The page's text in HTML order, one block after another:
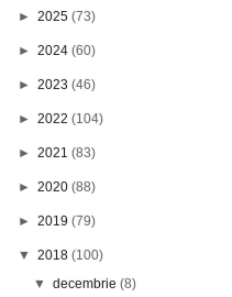
► 2025 (73)
► 2024 (60)
► 2023 (46)
► 2022 (104)
► 2021 (83)
► 2020 (88)
► 2019 (79)
▼ 2018 (100)
▼decembrie(8)